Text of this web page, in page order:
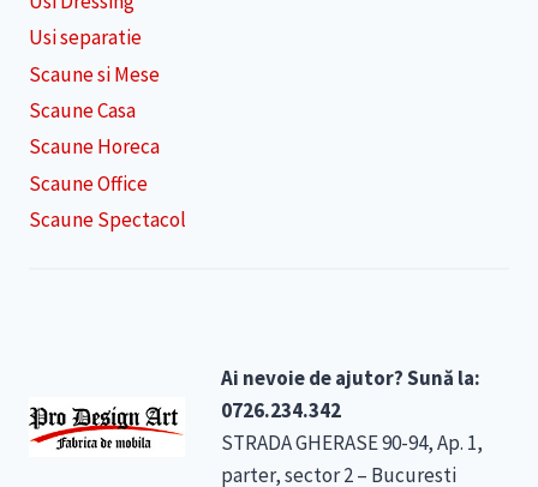
Usi separatie
Scaune si Mese
Scaune Casa
Scaune Horeca
Scaune Office
Scaune Spectacol
Ai nevoie de ajutor? Sună la:
0726.234.342
STRADA GHERASE 90-94, Ap. 1,
parter, sector 2 – Bucuresti